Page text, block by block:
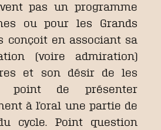
pas un programme
ou pour les Grands
conçoit en associant sa
(voire admiration)
et son désir de les
point de présenter
à l’oral une partie de
cycle. Point question